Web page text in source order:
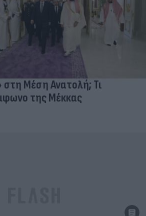
στη Μέση Ανατολή; Τι
της Μέκκας